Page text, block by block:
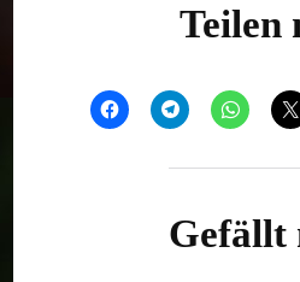
Teilen
Gefällt